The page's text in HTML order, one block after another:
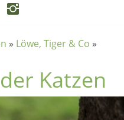
» Löwe, Tiger & Co »
Katzen